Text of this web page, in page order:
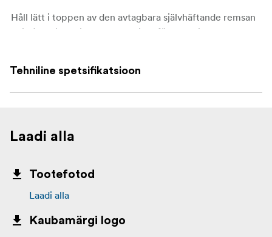
Håll lätt i toppen av den avtagbara självhäftande remsan
och dra sakta rakt ner mot golvet för att ta bort
Tehniline spetsifikatsioon
Laadi alla
Tootefotod
Laadi alla
Kaubamärgi logo